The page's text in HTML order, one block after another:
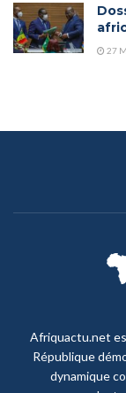
27
Afriquactu.net
République
dynamique